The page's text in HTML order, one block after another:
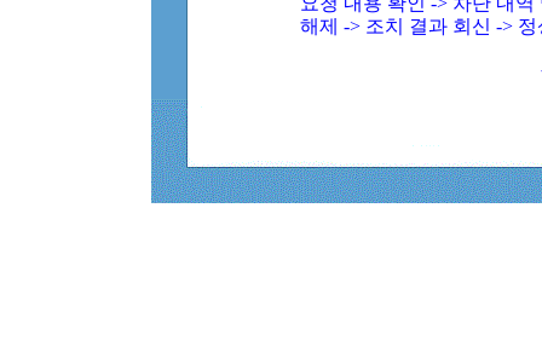
해제 -> 조치 결과 회신 ->